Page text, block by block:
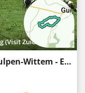
Zuid-Limburg)
Itinéraire de randonnée G15 - Gulpen-Wittem - Euverem 2